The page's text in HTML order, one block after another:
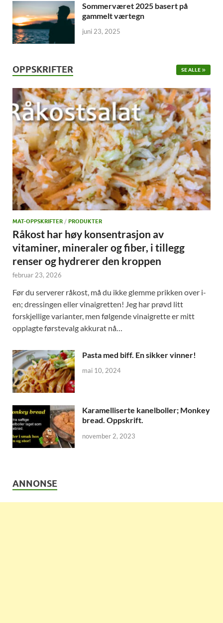
Sommerværet 2025 basert på
gammelt værtegn
juni 23, 2025
OPPSKRIFTER SE ALLE
MAT-OPPSKRIFTER / PRODUKTER
Råkost har høy konsentrasjon av
vitaminer, mineraler og fiber, i tillegg
renser og hydrerer den kroppen
februar 23, 2026
Før du serverer råkost, må du ikke glemme prikken over i-
en; dressingen eller vinaigretten! Jeg har prøvd litt
forskjellige varianter, men følgende vinaigrette er mitt
opplagte førstevalg akkurat nå…
Pasta med biff. En sikker vinner!
mai 10, 2024
Karamelliserte kanelboller; Monkey
bread. Oppskrift.
november 2, 2023
ANNONSE